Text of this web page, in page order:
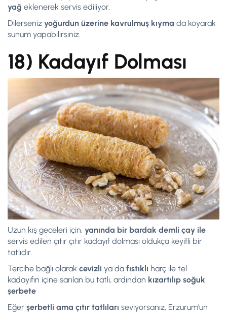
yağ eklenerek servis ediliyor.
Dilerseniz yoğurdun üzerine kavrulmuş kıyma da koyarak
sunum yapabilirsiniz.
18) Kadayıf Dolması
Uzun kış geceleri için, yanında bir bardak demli çay ile
servis edilen çıtır çıtır kadayıf dolması oldukça keyifli bir
tatlıdır.
Tercihe bağlı olarak cevizli ya da fıstıklı harç ile tel
kadayıfın içine sarılan bu tatlı, ardından kızartılıp soğuk
şerbete
Eğer şerbetli ama çıtır tatlıları seviyorsanız, Erzurum’un